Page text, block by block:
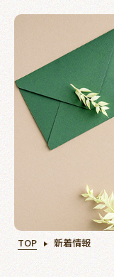
TOP 新着情報